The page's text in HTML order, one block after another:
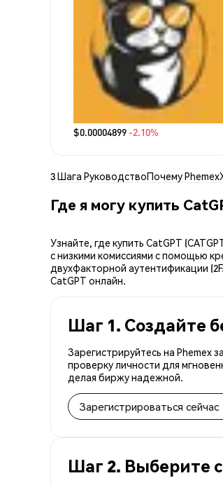
$0.00004899 -2.10%
3 Шага РуководствоПочему Phemex
Где я могу купить
Узнайте, где купить CatGPT
с низкими комиссиями с помощью
двухфакторной аутентификации
CatGPT онлайн.
Шаг 1. Создайте
Зарегистрируйтесь на Phemex
проверку личности для
делая биржу надежной.
Зарегистрироваться сейчас
Шаг 2. Выберите